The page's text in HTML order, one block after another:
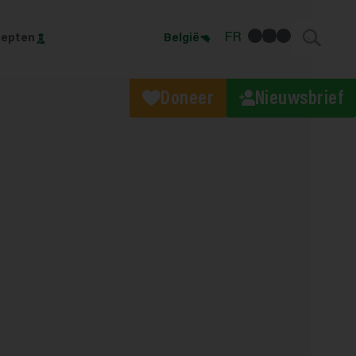
België FR facebook linkedin Instagram
Doneer Nieuwsbrief